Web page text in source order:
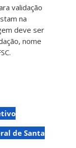
validação
na
deve ser
nome
de Santa